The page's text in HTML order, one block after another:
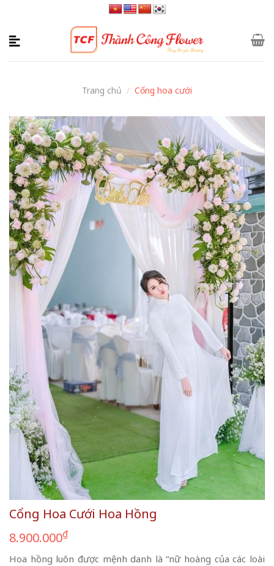
content
Trang chủ / Cổng hoa cưới
Cổng Hoa Cưới Hoa Hồng
8.900.000₫
Hoa hồng luôn được mệnh danh là “nữ hoàng của các loài